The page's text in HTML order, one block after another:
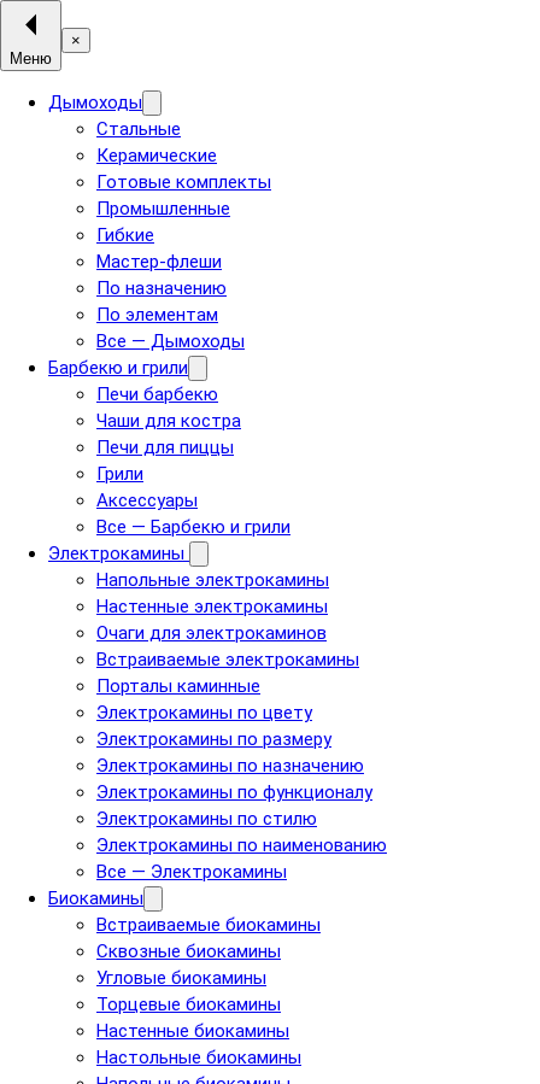
Меню
×
Дымоходы
Стальные
Керамические
Готовые комплекты
Промышленные
Гибкие
Мастер-флеши
По назначению
По элементам
Все — Дымоходы
Барбекю и грили
Печи барбекю
Чаши для костра
Печи для пиццы
Грили
Аксессуары
Все — Барбекю и грили
Электрокамины
Напольные электрокамины
Настенные электрокамины
Очаги для электрокаминов
Встраиваемые электрокамины
Порталы каминные
Электрокамины по цвету
Электрокамины по размеру
Электрокамины по назначению
Электрокамины по функционалу
Электрокамины по стилю
Электрокамины по наименованию
Все — Электрокамины
Биокамины
Встраиваемые биокамины
Сквозные биокамины
Угловые биокамины
Торцевые биокамины
Настенные биокамины
Настольные биокамины